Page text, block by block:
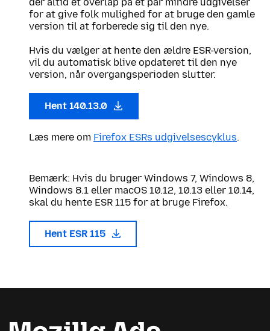
for at give folk mulighed for at bruge den gamle
version til at forberede sig til den nye.
Hvis du vælger at hente den ældre ESR-version,
vil du automatisk blive opdateret til den nye
version, når overgangsperioden slutter.
Hent 140.13.0
Læs mere om Firefox ESRs udgivelsescyklus.
Bemærk: Hvis du bruger Windows 7, Windows 8,
Windows 8.1 eller macOS 10.12, 10.13 eller 10.14,
skal du hente ESR 115 for at bruge Firefox.
Hent ESR 115